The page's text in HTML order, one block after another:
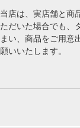
当店は、実店舗と商
ただいた場合でも、
まい、商品をご用意
願いいたします。